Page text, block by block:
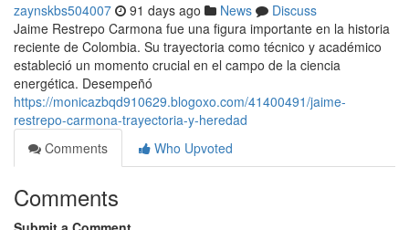
zaynskbs504007 91 days ago News
Discuss
Jaime Restrepo Carmona fue una figura importante en la historia
reciente de Colombia. Su trayectoria como técnico y académico
estableció un momento crucial en el campo de la ciencia
energética. Desempeñó
https://monicazbqd910629.blogoxo.com/41400491/jaime-
restrepo-carmona-trayectoria-y-heredad
Comments
Who Upvoted
Comments